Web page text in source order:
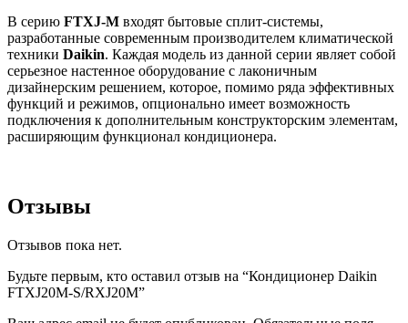
В серию FTXJ-M входят бытовые сплит-системы,
разработанные современным производителем климатической
техники Daikin. Каждая модель из данной серии являет собой
серьезное настенное оборудование с лаконичным
дизайнерским решением, которое, помимо ряда эффективных
функций и режимов, опционально имеет возможность
подключения к дополнительным конструкторским элементам,
расширяющим функционал кондиционера.
Отзывы
Отзывов пока нет.
Будьте первым, кто оставил отзыв на “Кондиционер Daikin
FTXJ20M-S/RXJ20M”